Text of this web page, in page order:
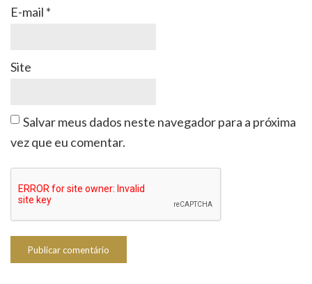
E-mail *
Site
Salvar meus dados neste navegador para a próxima
vez que eu comentar.